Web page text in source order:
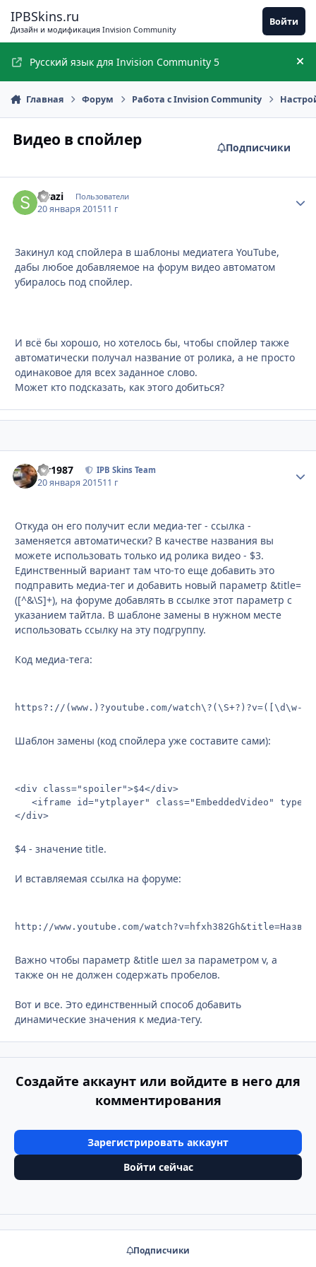
IPBSkins.ru
Дизайн и модификация Invision Community
Войти
Русский язык для Invision Community 5
Главная Форум Работа с Invision Community
Видео в спойлер Подписчики
Sirazi Пользователи
20 января 201511 г
Закинул код спойлера в шаблоны медиатега YouTube,
дабы любое добавляемое на форум видео автоматом
убиралось под спойлер.
И всё бы хорошо, но хотелось бы, чтобы спойлер также
автоматически получал название от ролика, а не просто
одинаковое для всех заданное слово.
Может кто подсказать, как этого добиться?
siv1987 IPB Skins Team
20 января 201511 г
Откуда он его получит если медиа-тег - ссылка -
заменяется автоматически? В качестве названия вы
можете использовать только ид ролика видео - $3.
Единственный вариант там что-то еще добавить это
подправить медиа-тег и добавить новый параметр &title=
([^&\S]+), на форуме добавлять в ссылке этот параметр с
указанием тайтла. В шаблоне замены в нужном месте
использовать ссылку на эту подгруппу.
Код медиа-тега:
https?://(www.)?youtube.com/watch\?(\S+?)?v=([\d\w-
Шаблон замены (код спойлера уже составите сами):
<div class="spoiler">$4</div>
<iframe id="ytplayer" class="EmbeddedVideo"
</div>
$4 - значение title.
И вставляемая ссылка на форуме:
http://www.youtube.com/
Важно чтобы параметр &title шел за параметром v, а
также он не должен содержать пробелов.
Вот и все. Это единственный способ добавить
динамические значения к медиа-тегу.
Создайте аккаунт или войдите в него для
комментирования
Зарегистрировать аккаунт
Войти сейчас
Подписчики